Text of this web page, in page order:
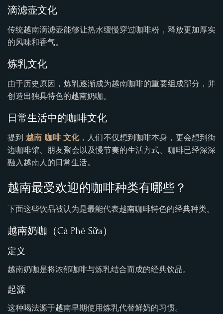
滴滤壶文化
传统越南滴滤壶能够让热水缓慢穿过咖啡粉，释放更加厚实
的风味和香气。
炼乳文化
由于历史原因，炼乳逐渐成为越南咖啡的重要组成部分，并
创造出独具特色的越南奶咖。
日常生活中的咖啡文化
提到 越南 咖啡 文化，人们不仅想到咖啡本身，更会想到街
边咖啡馆、朋友聚会以及慢节奏的生活方式。咖啡已经深深
融入越南人的日常生活。
越南最受欢迎的咖啡种类有哪些？
下面这些饮品被认为是最能代表越南咖啡特色的经典种类。
越南奶咖（Cà Phê Sữa）
定义
越南奶咖是将浓郁咖啡与炼乳结合而成的经典饮品。
起源
这种喝法源于越南早期使用炼乳代替鲜奶的习惯。